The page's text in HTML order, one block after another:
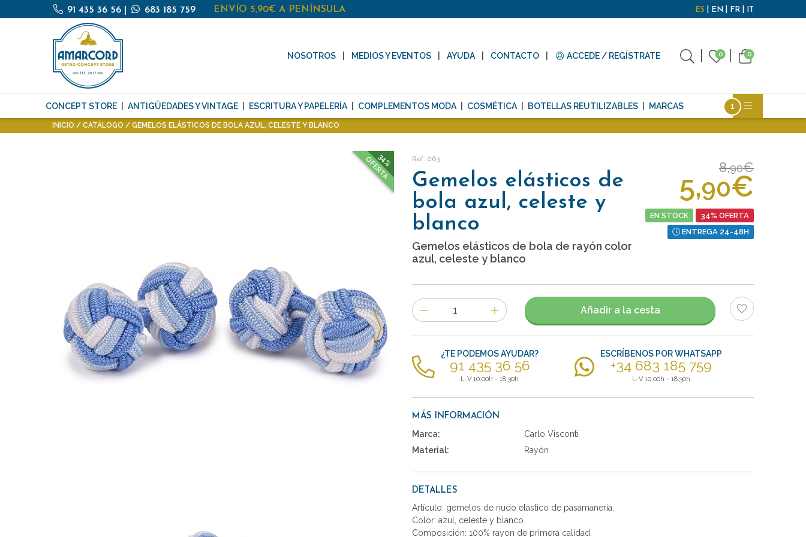
91 435 36 56 683 185 759 ENVÍO 5,90€ A PENÍNSULA ES EN FR IT
NOSOTROS MEDIOS Y EVENTOS AYUDA CONTACTO ACCEDE / REGÍSTRATE 0 0
CONCEPT STORE ANTIGÜEDADES Y VINTAGE ESCRITURA Y PAPELERÍA COMPLEMENTOS MODA COSMÉTICA BOTELLAS REUTILIZABLES MARCAS
INICIO CATÁLOGO GEMELOS ELÁSTICOS DE BOLA AZUL, CELESTE Y BLANCO
34%
OFERTA Ref: 063
Gemelos elásticos de
bola azul, celeste y
blanco
Gemelos elásticos de bola de rayón color
azul, celeste y blanco
8,90€
5,90€
EN STOCK
34% OFERTA
ENTREGA 24-48H
Número
de
artículos
Añadir a la cesta
¿TE PODEMOS AYUDAR?
91 435 36 56
L-V 10:00h - 18:30h
ESCRÍBENOS POR WHATSAPP
+34 683 185 759
L-V 10:00h - 18:30h
MÁS INFORMACIÓN
Marca:
Carlo Visconti
Material:
Rayón
DETALLES
Artículo: gemelos de nudo elastico de pasamaneria.
Color: azul, celeste y blanco.
Composición: 100% rayon de primera calidad.